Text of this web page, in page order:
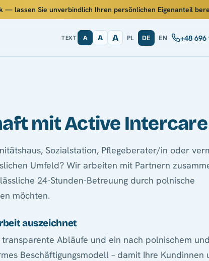
— lassen Sie unverbindlich Ihren persönlichen Eigenanteil
TEXT A A A PL DE EN +48 696
mit Active Intercare
Sozialstation, Pflegeberater/in oder
Umfeld? Wir arbeiten mit Partnern
24-Stunden-Betreuung durch polnische
möchten.
auszeichnet
Abläufe und ein nach polnischem und
Beschäftigungsmodell – damit Ihre Kundinnen